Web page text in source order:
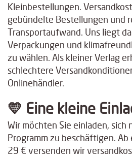
Kleinbestellungen.
gebündelte Bestellungen und
Transportaufwand. Uns liegt
Verpackungen und
zu wählen. Als kleiner Verlag
schlechtere
Onlinehändler.
💛 Eine kleine
Wir möchten Sie einladen, sich
Programm zu beschäftigen.
29 € versenden wir